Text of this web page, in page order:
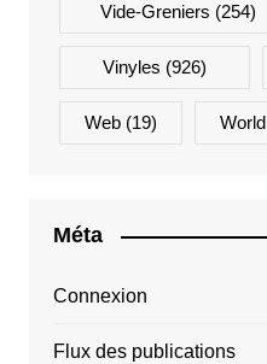
Vide-Greniers (254)
Vinyles (926)
Web(19) World
Méta
Connexion
Flux des publications